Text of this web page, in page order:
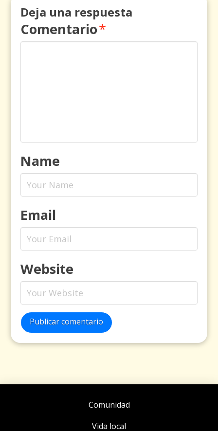
Deja una respuesta
Comentario*
Name
Email
Website
Publicar comentario
Comunidad
Vida local